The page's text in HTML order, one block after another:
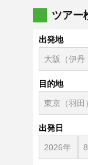
ツアー
出発地
目的地
出発日